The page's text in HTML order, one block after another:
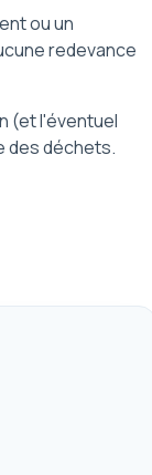
ou un
redevance
(et l'éventuel
des déchets.